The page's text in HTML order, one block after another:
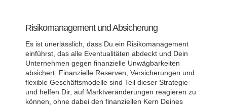
Risikomanagement und Absicherung
Es ist unerlässlich, dass Du ein Risikomanagement
einführst, das alle Eventualitäten abdeckt und Dein
Unternehmen gegen finanzielle Unwägbarkeiten
absichert. Finanzielle Reserven, Versicherungen und
flexible Geschäftsmodelle sind Teil dieser Strategie
und helfen Dir, auf Marktveränderungen reagieren zu
können, ohne dabei den finanziellen Kern Deines